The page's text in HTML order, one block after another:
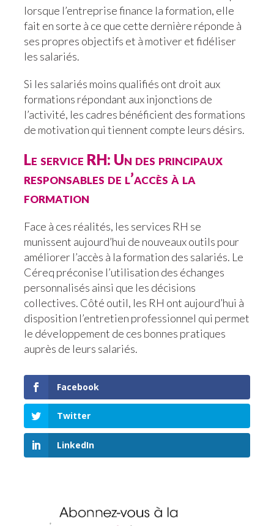
lorsque l’entreprise finance la formation, elle
fait en sorte à ce que cette dernière réponde à
ses propres objectifs et à motiver et fidéliser
les salariés.
Si les salariés moins qualifiés ont droit aux
formations répondant aux injonctions de
l’activité, les cadres bénéficient des formations
de motivation qui tiennent compte leurs désirs.
Le service RH: Un des principaux
responsables de l’accès à la
formation
Face à ces réalités, les services RH se
munissent aujourd’hui de nouveaux outils pour
améliorer l’accès à la formation des salariés. Le
Céreq préconise l’utilisation des échanges
personnalisés ainsi que les décisions
collectives. Côté outil, les RH ont aujourd’hui à
disposition l’entretien professionnel qui permet
le développement de ces bonnes pratiques
auprès de leurs salariés.
Facebook
Twitter
LinkedIn